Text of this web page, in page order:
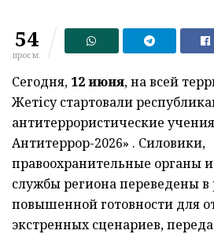
54
просм.
Сегодня, 12 июня, на всей
Жетісу стартовали
антитеррористические
Антитеррор-2026» . Силовики,
правоохранительные органы
службы региона переведены
повышенной готовности для
экстренных сценариев,